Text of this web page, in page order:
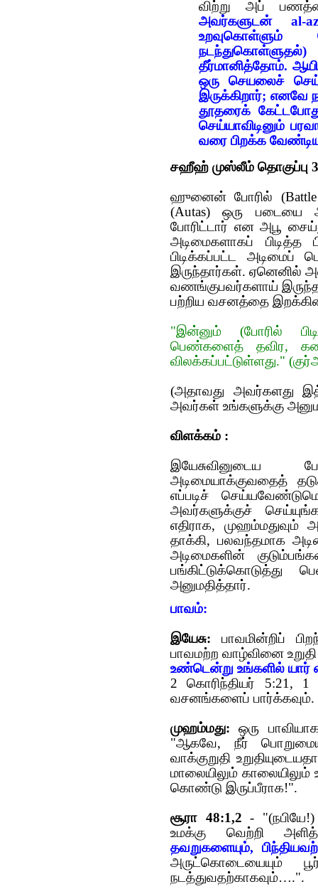
விற்று அப்
அவர்களுடன் al-
உறவுகொள்ளும்
தீர்மானித்தோம்.
ஒரு செயலைச்
இருக்கிறார்;
தூதரைக்
செய்யாவிடினும்
வரை பிறக்க
சஹீஹ் முஸ்லீம் தொகுப்பு
ஹுனைன் போரில்
(Autas) ஒரு ப‌டையை
போரிட்டார் என‌ அபூ
அடிமைக‌ளாக‌ப்
பிடிக்க‌ப்ப‌ட்ட‌
இருந்தார்க‌ள். ஏனெனில்
வ‌ண‌ங்குப‌வ‌ர்க‌ளாய்
ப‌ற்றிய‌ வ‌ச‌ன‌த்தை
"இன்னும் (போரில்
பெண்களைத் தவிர,
விலக்கப்பட்டுள்ளது."
(அதாவ‌து அவ‌ர்க‌ளது
அவர்கள் உங்களுக்கு
விளக்கம் :
அடிமையாக்குவதைத்
எப்படிச்
அவர்களுக்குச்
எதிராக‌,
தாக்கி, பலவந்தமாக
அடிமைகளின்
பங்கிட்டுக்கொடுத்து
அனுமதித்தார்.
பாவம்:
இயேசு: பாவமின்றிப்
பாவமற்ற வாழ்வினை
உண்டென்று உங்களில் யார்
2 கொரிந்தியர் 5:21,
வசனங்களைப் பார்க்கவும்.
முஹம்மது: ஒரு
"ஆகவே, நீர்
வாக்குறுதி
மாலையிலும்
கொண்டு இருப்பீராக!".
சூரா 48:1,2-
உமக்கு வெற்றி
தவறுகளையும்,
அருட்கொடையையும்
நடத்துவதற்காகவும்….".